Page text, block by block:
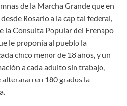
de la Marcha Grande que en
Rosario a la capital federal,
la Consulta Popular del Frenapo
le proponía al pueblo la
chico menor de 18 años, y un
a cada adulto sin trabajo,
en 180 grados la